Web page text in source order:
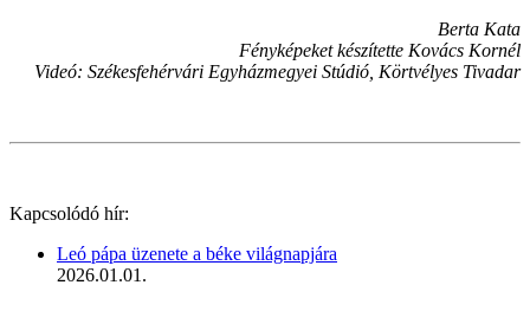
Berta Kata
Fényképeket készítette Kovács Kornél
Videó: Székesfehérvári Egyházmegyei Stúdió, Körtvélyes Tivadar
Kapcsolódó hír:
Leó pápa üzenete a béke világnapjára
2026.01.01.